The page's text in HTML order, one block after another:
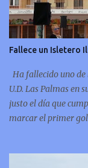
Fallece un Isletero
Ha fallecido uno
U.D. Las Palmas en
justo el día que
marcar el primer gol